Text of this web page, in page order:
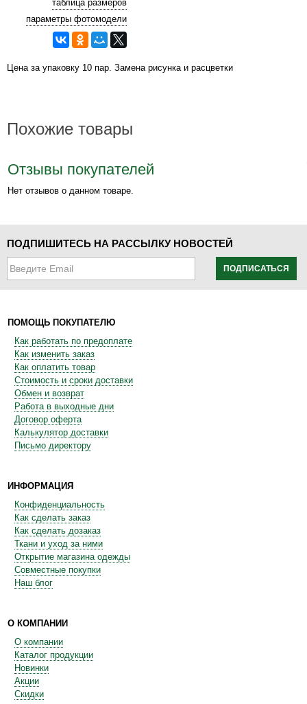
таблица размеров
параметры фотомодели
Цена за упаковку 10 пар. Замена рисунка и расцветки
Похожие товары
Отзывы покупателей
Нет отзывов о данном товаре.
ПОДПИШИТЕСЬ НА РАССЫЛКУ НОВОСТЕЙ
ПОДПИСАТЬСЯ
ПОМОЩЬ ПОКУПАТЕЛЮ
Как работать по предоплате
Как изменить заказ
Как оплатить товар
Стоимость и сроки доставки
Обмен и возврат
Работа в выходные дни
Договор оферта
Калькулятор доставки
Письмо директору
ИНФОРМАЦИЯ
Конфиденциальность
Как сделать заказ
Как сделать дозаказ
Ткани и уход за ними
Открытие магазина одежды
Совместные покупки
Наш блог
О КОМПАНИИ
О компании
Каталог продукции
Новинки
Акции
Скидки